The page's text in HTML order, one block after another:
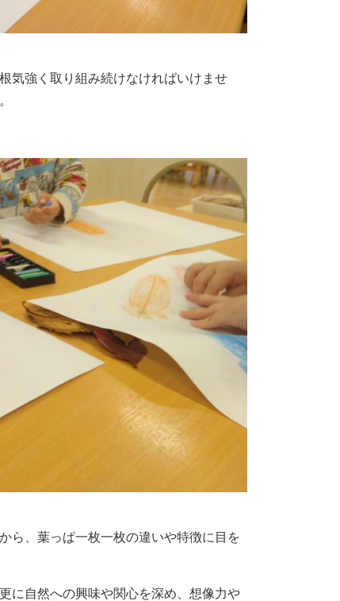
気強く取り組み続けなければいけませ
ら、葉っぱ一枚一枚の違いや特徴に目を
に自然への興味や関心を深め、想像力や